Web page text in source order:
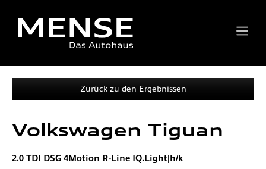
Zurück zu den Ergebnissen
Volkswagen Tiguan
2.0 TDI DSG 4Motion R-Line IQ.Light|h/k